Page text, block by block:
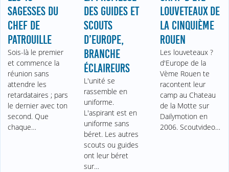
SAGESSES DU
CHEF DE
PATROUILLE
Sois-là le premier
et commence la
réunion sans
attendre les
retardataires ; pars
le dernier avec ton
second. Que
chaque…
DES GUIDES ET
SCOUTS
D’EUROPE,
BRANCHE
ÉCLAIREURS
L'unité se
rassemble en
uniforme.
L'aspirant est en
uniforme sans
béret. Les autres
scouts ou guides
ont leur béret
sur…
LOUVETEAUX DE
LA CINQUIÈME
ROUEN
Les louveteaux ?
d'Europe de la
Vème Rouen te
racontent leur
camp au Chateau
de la Motte sur
Dailymotion en
2006. Scoutvideo…